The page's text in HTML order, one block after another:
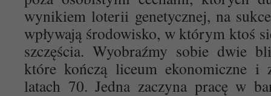
wynikiem loterii genetycznej, na
wpływają środowisko, w którym ktoś
szczęścia. Wyobraźmy sobie dwie
które kończą liceum ekonomiczne i
latach 70. Jedna zaczyna pracę w